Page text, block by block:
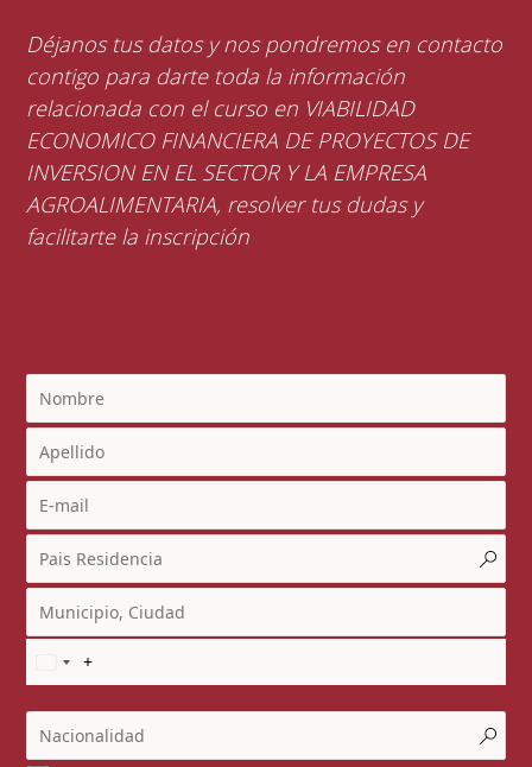
Déjanos tus datos y nos pondremos en contacto
contigo para darte toda la información
relacionada con el curso en VIABILIDAD
ECONOMICO FINANCIERA DE PROYECTOS DE
INVERSION EN EL SECTOR Y LA EMPRESA
AGROALIMENTARIA, resolver tus dudas y
facilitarte la inscripción